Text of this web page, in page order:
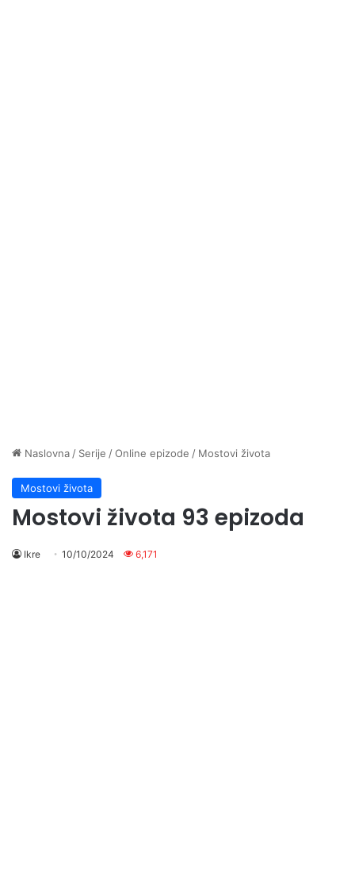
Naslovna / Serije /Online epizode / Mostovi života
Mostovi života
Mostovi života 93 epizoda
Ikre 10/10/2024 6,171